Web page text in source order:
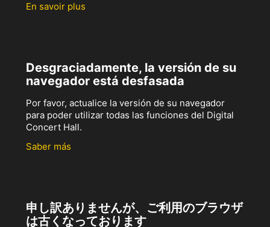
En savoir plus
Desgraciadamente, la versión de su
navegador está desfasada
Por favor, actualice la versión de su navegador
para poder utilizar todas las funciones del Digital
Concert Hall.
Saber más
申し訳ありませんが、ご利用のブラウザ
は古くなっております